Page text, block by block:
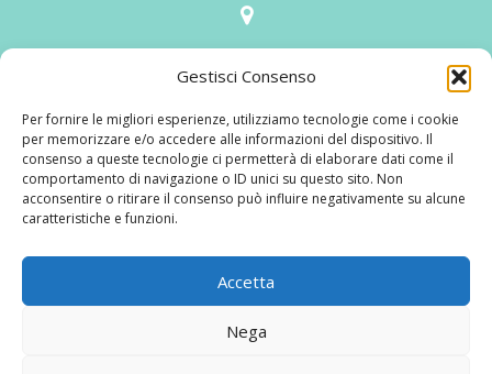
Gestisci Consenso
Per fornire le migliori esperienze, utilizziamo tecnologie come i cookie
per memorizzare e/o accedere alle informazioni del dispositivo. Il
consenso a queste tecnologie ci permetterà di elaborare dati come il
comportamento di navigazione o ID unici su questo sito. Non
acconsentire o ritirare il consenso può influire negativamente su alcune
caratteristiche e funzioni.
Accetta
Nega
V.le Tiziano, 20 - 42046 Reggiolo
Martina per l'Infanzia, un nome ed un progetto che
nasce prima di tutto da una provata esperienza
maturata sul campo dal suo fondatore in 25 anni di
lavoro. La didattica rivolta al bambino nei suoi primi
aggiornandone continuamente i progetti educativi.